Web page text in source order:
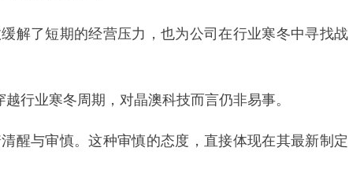
解了短期的经营压力，也为公司在行业寒冬中寻找战
行业寒冬周期，对晶澳科技而言仍非易事。
醒与审慎。这种审慎的态度，直接体现在其最新制定